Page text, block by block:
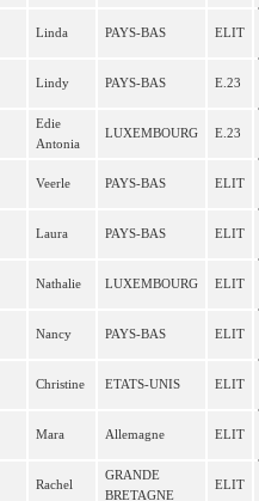
Linda PAYS-BAS ELIT
Lindy PAYS-BAS E.23
Edie
Antonia
LUXEMBOURG E.23
Veerle PAYS-BAS ELIT
Laura PAYS-BAS ELIT
Nathalie LUXEMBOURG ELIT
Nancy PAYS-BAS ELIT
Christine ETATS-UNIS ELIT
Mara Allemagne ELIT
Rachel
GRANDE
BRETAGNE
ELIT